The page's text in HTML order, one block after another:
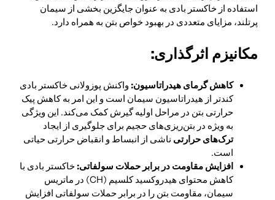
استفاده از خاکستر بادی به عنوان جایگزین بخشی از سیمان
پرتلند، مزایای متعددی در بهبود خواص بتن به همراه دارد.
مکانیزم اثرگذاری:
کاهش گرمای هیدراتاسیون: واکنش پوزولانی خاکستر بادی
کندتر از هیدراتاسیون سیمان است و این امر به کاهش پیک
حرارتی بتن در مراحل اولیه گیرش کمک می‌کند. این ویژگی
به ویژه در بتن‌ریزی‌های حجیم برای جلوگیری از ایجاد
ترک‌های حرارتی ناشی از انبساط و انقباض حرارتی حیاتی
است.
افزایش مقاومت در برابر حملات سولفاتی: خاکستر بادی با
کاهش محتوای هیدروکسید کلسیم (CH) در ماتریس
سیمان، مقاومت بتن را در برابر حملات سولفاتی افزایش